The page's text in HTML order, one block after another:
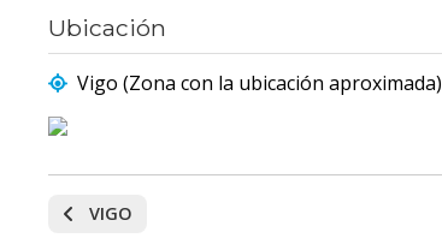
Ubicación
Vigo (Zona con la ubicación aproximada)
VIGO